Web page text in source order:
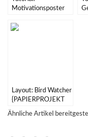
Motivationsposter
{PAPIERPROJEKT
Layout: Bird Watcher
{PAPIERPROJEKT
Ähnliche Artikel